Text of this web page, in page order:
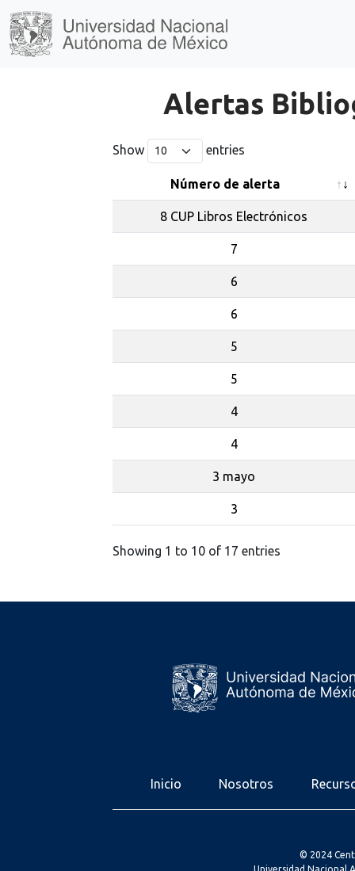
Alertas
Show entries
Número de alerta
8 CUP Libros Electrónicos
7
6
6
5
5
4
4
3 mayo
3
Showing 1 to 10 of 17 entries
Inicio Nosotros
© 2024